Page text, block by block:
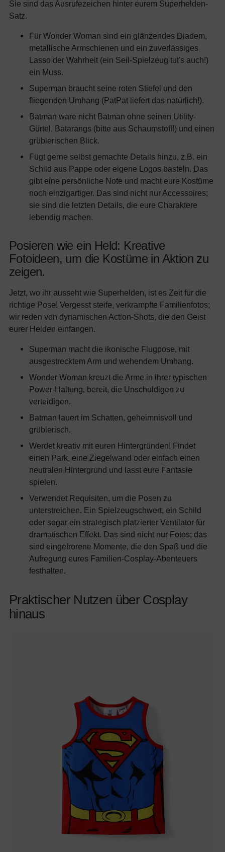
Sie sind das Ausrufezeichen hinter eurem Superhelden-
Satz.
Für Wonder Woman sind ein glänzendes Diadem,
metallische Armschienen und ein zuverlässiges
Lasso der Wahrheit (ein Seil-Spielzeug tut's auch!)
ein Muss.
Superman braucht seine roten Stiefel und den
fliegenden Umhang (PatPat liefert das natürlich!).
Batman wäre nicht Batman ohne seinen Utility-
Gürtel, Batarangs (bitte aus Schaumstoff!) und einen
grüblerischen Blick.
Fügt gerne selbst gemachte Details hinzu, z.B. ein
Schild aus Pappe oder eigene Logos basteln. Das
gibt eine persönliche Note und macht eure Kostüme
noch einzigartiger. Das sind nicht nur Accessoires;
sie sind die letzten Details, die eure Charaktere
lebendig machen.
Posieren wie ein Held: Kreative
Fotoideen, um die Kostüme in Aktion zu
zeigen.
Jetzt, wo ihr ausseht wie Superhelden, ist es Zeit für die
richtige Pose! Vergesst steife, verkrampfte Familienfotos;
wir reden von dynamischen Action-Shots, die den Geist
eurer Helden einfangen.
Superman macht die ikonische Flugpose, mit
ausgestrecktem Arm und wehendem Umhang.
Wonder Woman kreuzt die Arme in ihrer typischen
Power-Haltung, bereit, die Unschuldigen zu
verteidigen.
Batman lauert im Schatten, geheimnisvoll und
grüblerisch.
Werdet kreativ mit euren Hintergründen! Findet
einen Park, eine Ziegelwand oder einfach einen
neutralen Hintergrund und lasst eure Fantasie
spielen.
Verwendet Requisiten, um die Posen zu
unterstreichen. Ein Spielzeugschwert, ein Schild
oder sogar ein strategisch platzierter Ventilator für
dramatischen Effekt. Das sind nicht nur Fotos; das
sind eingefrorene Momente, die den Spaß und die
Aufregung eures Familien-Cosplay-Abenteuers
festhalten.
Praktischer Nutzen über Cosplay
hinaus